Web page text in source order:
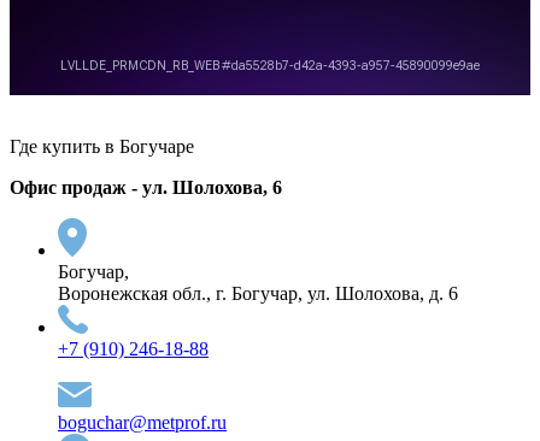
Где купить в Богучаре
Офис продаж - ул. Шолохова, 6
Богучар,
Воронежская обл., г. Богучар, ул. Шолохова, д. 6
+7 (910) 246-18-88
boguchar@metprof.ru